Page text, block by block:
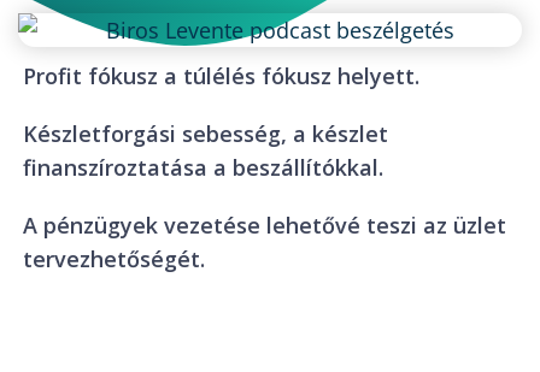
Profit fókusz a túlélés fókusz helyett.
Készletforgási sebesség, a készlet
finanszíroztatása a beszállítókkal.
A pénzügyek vezetése lehetővé teszi az üzlet
tervezhetőségét.